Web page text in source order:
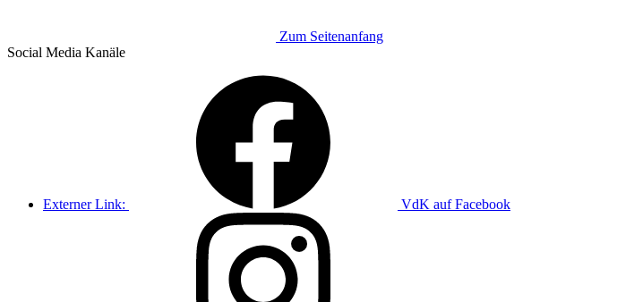
Zum Seitenanfang
Social Media Kanäle
Externer Link: VdK auf Facebook